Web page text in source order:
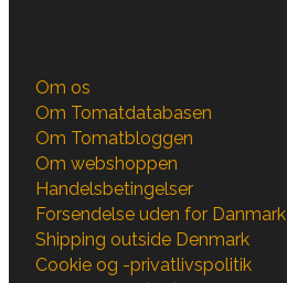
Om os
Om Tomatdatabasen
Om Tomatbloggen
Om webshoppen
Handelsbetingelser
Forsendelse uden for Danmark
Shipping outside Denmark
Cookie og -privatlivspolitik